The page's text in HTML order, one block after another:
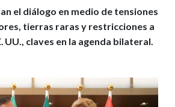
el diálogo en medio de tensiones
tierras raras y restricciones a
UU., claves en la agenda bilateral.